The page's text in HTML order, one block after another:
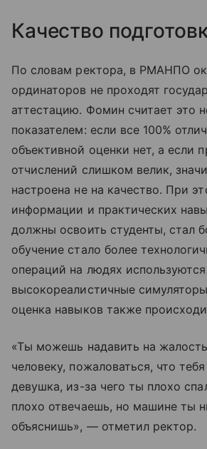
Качество
По словам ректора, в РМАНПО
ординаторов не проходят
аттестацию. Фомин считает это
показателем: если все 100%
объективной оценки нет, а если
отчислений слишком велик,
настроена не на качество. При
информации и практических
должны освоить студенты, стал
обучение стало более
операций на людях используются
высокореалистичные
оценка навыков также
«Ты можешь надавить на
человеку, пожаловаться, что
девушка, из-за чего ты плохо
плохо отвечаешь, но машине ты
объяснишь», — отметил ректор.